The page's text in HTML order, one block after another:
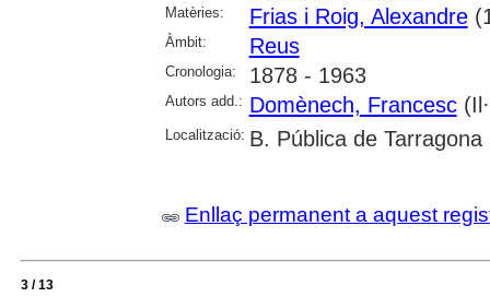
Matèries: Frias i Roig, Alexandre
Àmbit: Reus
Cronologia: 1878 - 1963
Autors add.: Domènech, Francesc
Localització: B. Pública de Tarragona
Enllaç permanent a aquest
3 / 13